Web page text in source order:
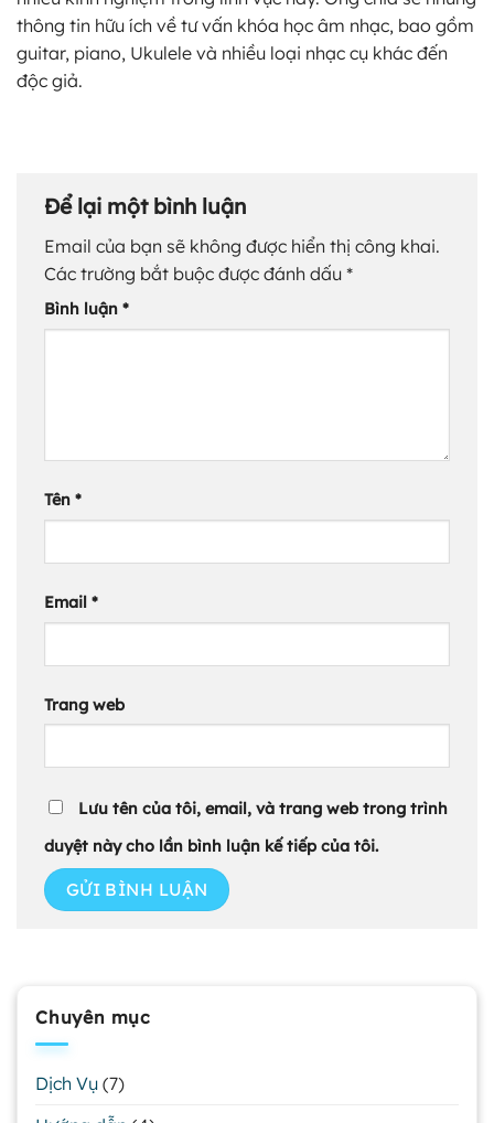
thông tin hữu ích về tư vấn khóa học âm nhạc, bao gồm
guitar, piano, Ukulele và nhiều loại nhạc cụ khác đến
độc giả.
Để lại một bình luận
Email của bạn sẽ không được hiển thị công khai.
Các trường bắt buộc được đánh dấu *
Bình luận *
Tên *
Email *
Trang web
Lưu tên của tôi, email, và trang web trong trình
duyệt này cho lần bình luận kế tiếp của tôi.
Chuyên mục
Dịch Vụ (7)